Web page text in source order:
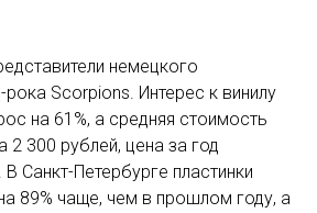
немецкого
Scorpions. Интерес к винилу
на 61%, а средняя стоимость
2 300 рублей, цена за год
Санкт-Петербурге пластинки
89% чаще, чем в прошлом году, а